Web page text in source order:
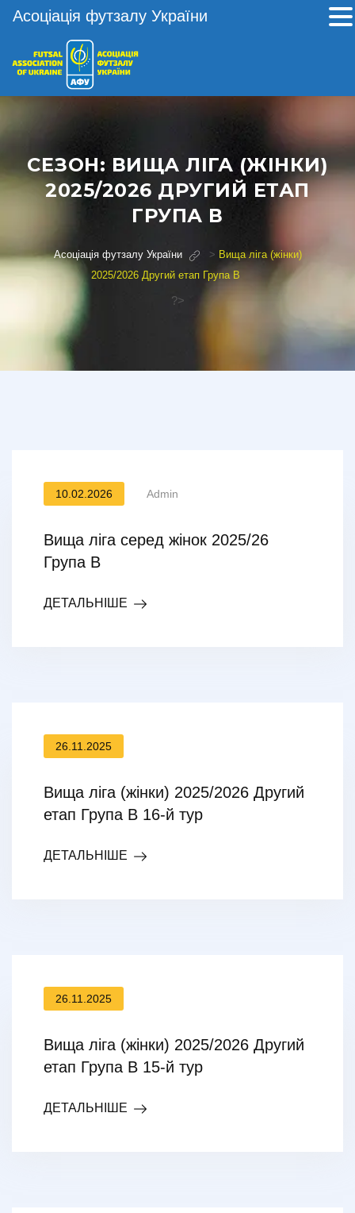
СЕЗОН: ВИЩА ЛІГА (ЖІНКИ)
2025/2026 ДРУГИЙ ЕТАП
ГРУПА В
Асоціація футзалу України > Вища ліга (жінки)
2025/2026 Другий етап Група В
?>
10.02.2026 Admin
Вища ліга серед жінок 2025/26
Група В
ДЕТАЛЬНІШЕ
26.11.2025
Вища ліга (жінки) 2025/2026 Другий
етап Група В 16-й тур
ДЕТАЛЬНІШЕ
26.11.2025
Вища ліга (жінки) 2025/2026 Другий
етап Група В 15-й тур
ДЕТАЛЬНІШЕ
Асоціація футзалу України